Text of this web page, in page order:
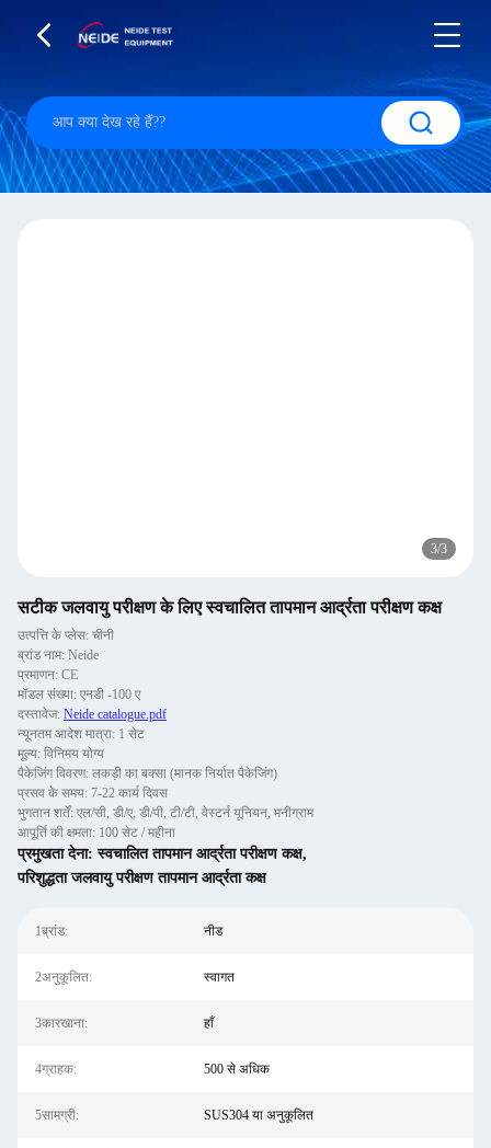
3/3
सटीक जलवायु परीक्षण के लिए स्वचालित तापमान आर्द्रता परीक्षण कक्ष
उत्पत्ति के प्लेस: चीनी
ब्रांड नाम: Neide
प्रमाणन: CE
मॉडल संख्या: एनडी -100 ए
दस्तावेज: Neide catalogue.pdf
न्यूनतम आदेश मात्रा: 1 सेट
मूल्य: विनिमय योग्य
पैकेजिंग विवरण: लकड़ी का बक्सा (मानक निर्यात पैकेजिंग)
प्रसव के समय: 7-22 कार्य दिवस
भुगतान शर्तें: एल/सी, डी/ए, डी/पी, टी/टी, वेस्टर्न यूनियन, मनीग्राम
आपूर्ति की क्षमता: 100 सेट / महीना
प्रमुखता देना:स्वचालित तापमान आर्द्रता परीक्षण कक्ष,
परिशुद्धता जलवायु परीक्षण तापमान आर्द्रता कक्ष
1ब्रांड: नीड
2अनुकूलित: स्वागत
3कारखाना: हाँ
4ग्राहक: 500 से अधिक
5सामग्री: SUS304 या अनुकूलित